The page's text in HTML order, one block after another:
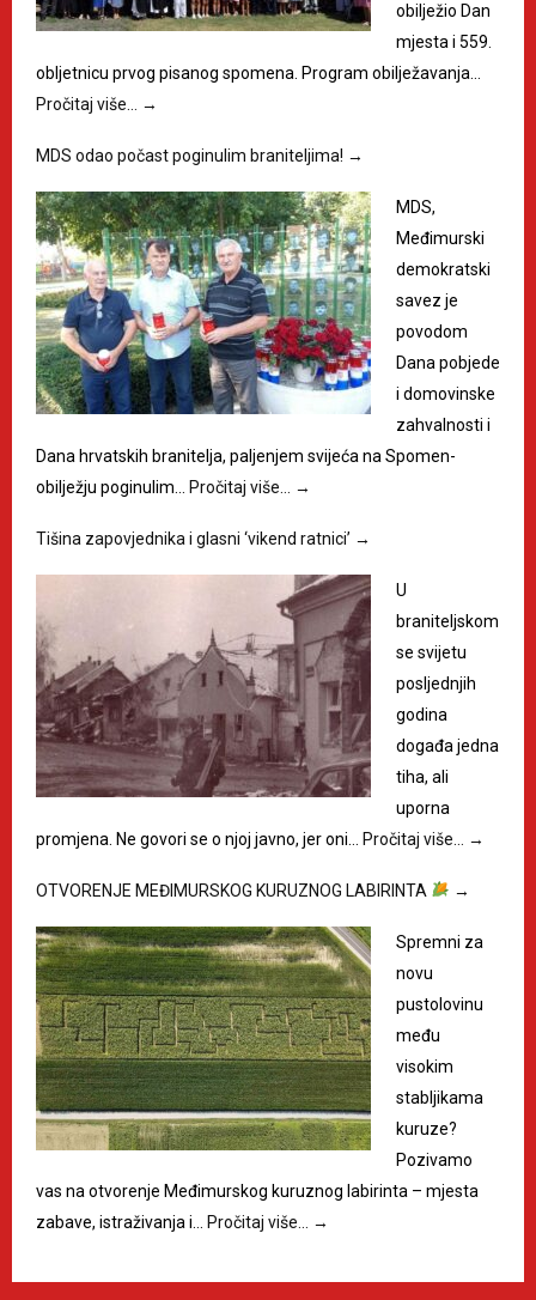
obilježio Dan
mjesta i 559.
obljetnicu prvog pisanog spomena. Program obilježavanja…
Pročitaj više…
→
MDS odao počast poginulim braniteljima! →
MDS,
Međimurski
demokratski
savez je
povodom
Dana pobjede
i domovinske
zahvalnosti i
Dana hrvatskih branitelja, paljenjem svijeća na Spomen-
obilježju poginulim…
Pročitaj više… →
Tišina zapovjednika i glasni ‘vikend ratnici’ →
U
braniteljskom
se svijetu
posljednjih
godina
događa jedna
tiha, ali
uporna
promjena. Ne govori se o njoj javno, jer oni…
Pročitaj više… →
OTVORENJE MEĐIMURSKOG KURUZNOG LABIRINTA →
Spremni za
novu
pustolovinu
među
visokim
stabljikama
kuruze?
Pozivamo
vas na otvorenje Međimurskog kuruznog labirinta – mjesta
zabave, istraživanja i…
Pročitaj više… →